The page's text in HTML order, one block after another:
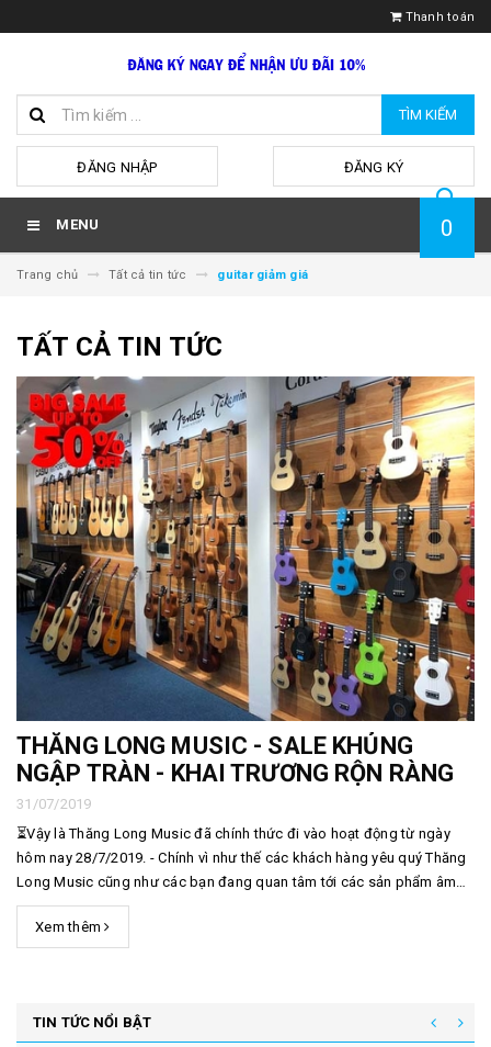
Thanh toán
TÌM KIẾM
ĐĂNG NHẬP ĐĂNG KÝ
MENU 0
Trang chủ Tất cả tin tức guitar giảm giá
TẤT CẢ TIN TỨC
THĂNG LONG MUSIC - SALE KHỦNG
NGẬP TRÀN - KHAI TRƯƠNG RỘN RÀNG
31/07/2019
⏳Vậy là Thăng Long Music đã chính thức đi vào hoạt động từ ngày
hôm nay 28/7/2019. - Chính vì như thế các khách hàng yêu quý Thăng
Long Music cũng như các bạn đang quan tâm tới các sản phẩm âm
nhạc hãy qua ngay với cửa hàng để trải nghiệm sản phẩm
hoặc #MUA được sản phẩm khuyến mãi khủn...
Xem thêm
TIN TỨC NỔI BẬT